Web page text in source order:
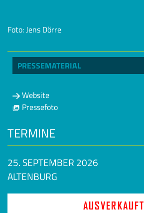
Foto: Jens Dörre
PRESSEMATERIAL
Website
Pressefoto
TERMINE
25. SEPTEMBER 2026
ALTENBURG
AUSVERKAUFT